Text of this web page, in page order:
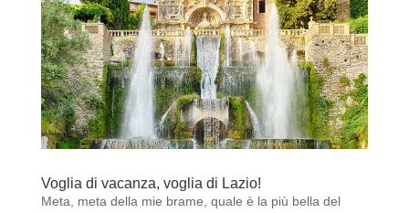
Voglia di vacanza, voglia di Lazio!
Meta, meta della mie brame, quale è la più bella del